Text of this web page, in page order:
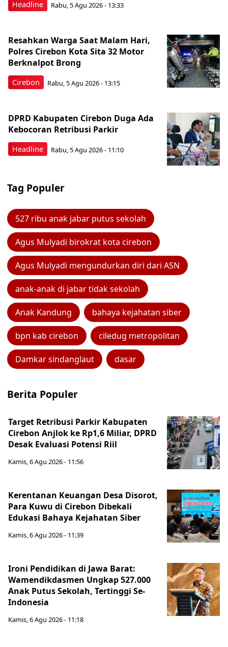
Headline Rabu, 5 Agu 2026 - 13:33
Cirebon
Resahkan Warga Saat Malam Hari,
Polres Cirebon Kota Sita 32 Motor
Berknalpot Brong
Rabu, 5 Agu 2026 - 13:15
Headline
DPRD Kabupaten Cirebon Duga Ada
Kebocoran Retribusi Parkir
Rabu, 5 Agu 2026 - 11:10
Tag Populer
527 ribu anak jabar putus sekolah
Agus Mulyadi birokrat kota cirebon
Agus Mulyadi mengundurkan diri dari ASN
anak-anak di jabar tidak sekolah
Anak Kandung bahaya kejahatan siber
bpn kab cirebon ciledug metropolitan
Damkar sindanglaut dasar
Berita Populer
Target Retribusi Parkir Kabupaten
Cirebon Anjlok ke Rp1,6 Miliar, DPRD
Desak Evaluasi Potensi Riil
Kamis, 6 Agu 2026 - 11:56
Kerentanan Keuangan Desa Disorot,
Para Kuwu di Cirebon Dibekali
Edukasi Bahaya Kejahatan Siber
Kamis, 6 Agu 2026 - 11:39
Ironi Pendidikan di Jawa Barat:
Wamendikdasmen Ungkap 527.000
Anak Putus Sekolah, Tertinggi Se-
Indonesia
Kamis, 6 Agu 2026 - 11:18